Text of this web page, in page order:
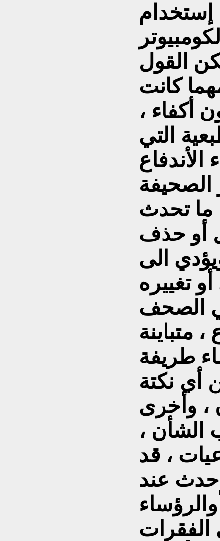
إستخدام
القول
كانت
أكفاء ،
التي
ما تحدث
أو حذف
الى
الصحف
متباينة
طريفة
أي نكتة
، وأخرى
الشأن ،
، قد
حدث عند